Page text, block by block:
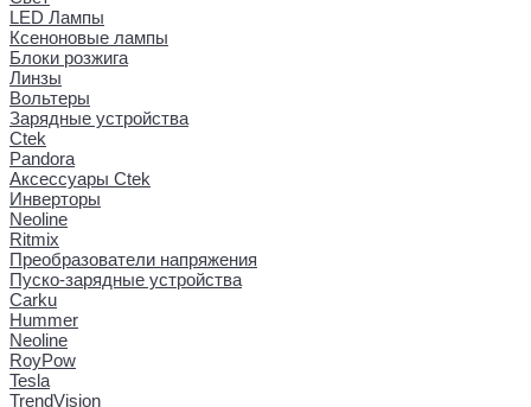
LED Лампы
Ксеноновые лампы
Блоки розжига
Линзы
Вольтеры
Зарядные устройства
Ctek
Pandora
Аксессуары Ctek
Инверторы
Neoline
Ritmix
Преобразователи напряжения
Пуско-зарядные устройства
Carku
Hummer
Neoline
RoyPow
Tesla
TrendVision